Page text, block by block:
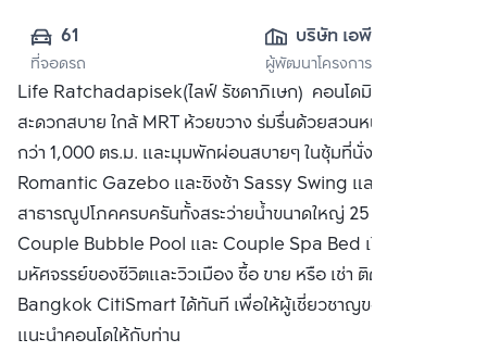
61
ที่จอดรถ
บริษัท เอพี (ไทย
แลนด์)
จำกัด(มหาชน)
ผู้พัฒนาโครงการ
Life Ratchadapisek(ไลฟ์ รัชดาภิเษก) คอนโดมิเนียมเดินทาง
สะดวกสบาย ใกล้ MRT ห้วยขวาง ร่มรื่นด้วยสวนหน้าโครงการ
กว่า 1,000 ตร.ม. และมุมพักผ่อนสบายๆ ในซุ้มที่นั่งสไตล์
Romantic Gazebo และชิงช้า Sassy Swing และ
สาธารณูปโภคครบครันทั้งสระว่ายน้ำขนาดใหญ่ 25 ม. พร้อมมุม
Couple Bubble Pool และ Couple Spa Bed เปิดรับความ
มหัศจรรย์ของชีวิตและวิวเมือง ซื้อ ขาย หรือ เช่า ติดต่อหาเรา
Bangkok CitiSmart ได้ทันที เพื่อให้ผู้เชี่ยวชาญของเราได้
แนะนำคอนโดให้กับท่าน